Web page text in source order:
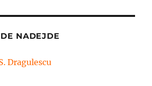
NADEJDE
Dragulescu